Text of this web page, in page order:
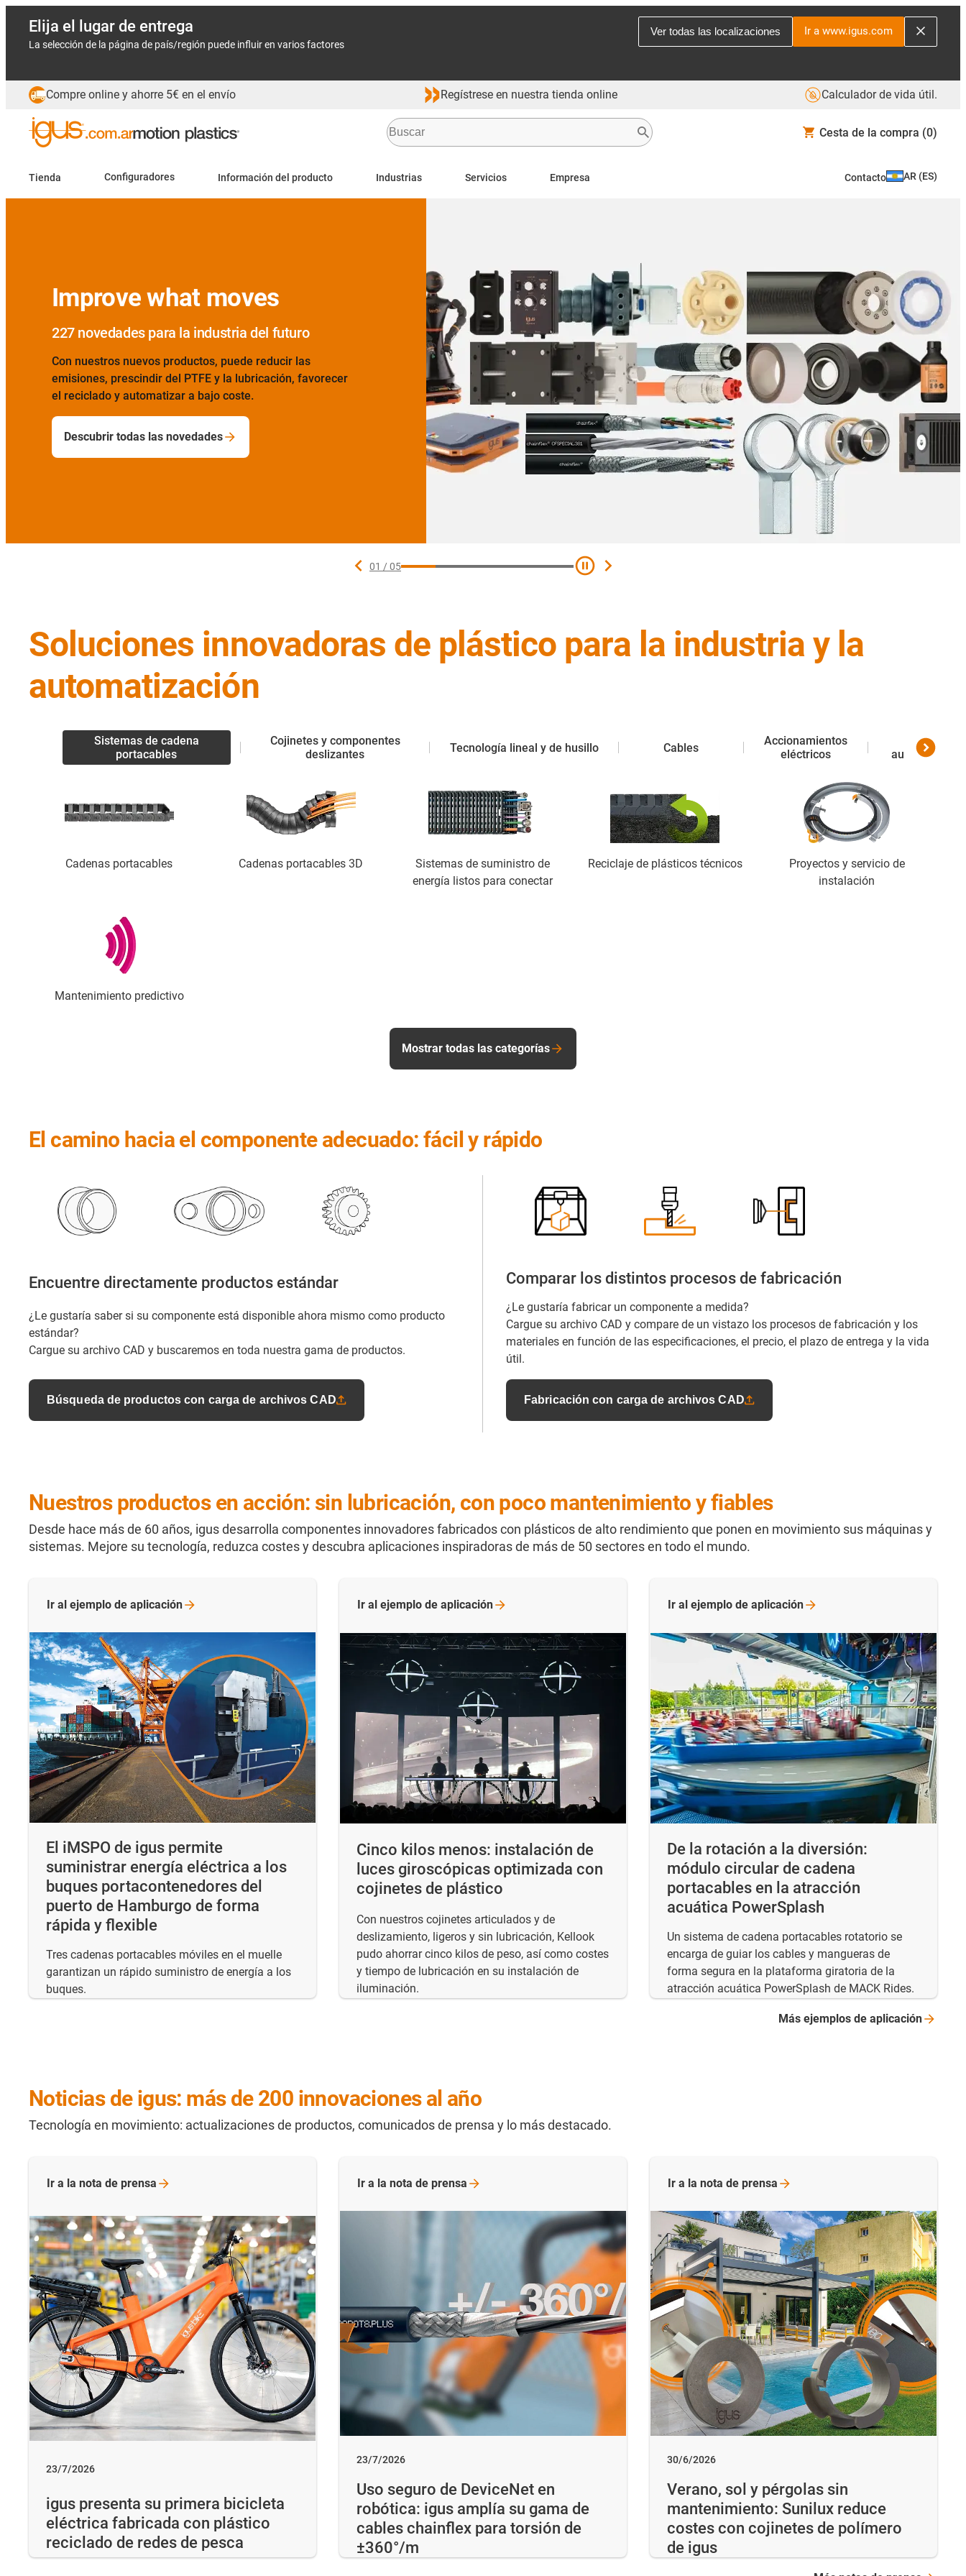
Elija el lugar de entrega
La selección de la página de país/región puede influir en varios factores
Ver todas las localizaciones Ir a www.igus.com
Compre online y ahorre 5€ en el envío Regístrese en nuestra tienda online Calculador de vida útil.
Cesta de la compra (0)
Tienda Configuradores Información del producto Industrias Servicios Empresa Contacto AR (ES)
Lubricación GO ZERO
Ahorre costes y tiempo en lubricación
innecesaria
Los motion plastics son más ligeros que el metal,
autolubricantes y no requieren mantenimiento. De aquí al
2034, se pueden ahorrar cerca de 30 millones de euros
sólo en el sector agrícola
02 /05
Soluciones innovadoras de plástico para la industria y la
automatización
Sistemas de cadena
portacables
Cojinetes y componentes
deslizantes
Tecnología lineal y de husillo Cables
Accionamientos
eléctricos
Robótica y
Cadenas portacables Cadenas portacables 3D
Sistemas de suministro de
energía listos para conectar
Reciclaje de plásticos técnicos
Proyectos y servicio de
instalación
Mantenimiento predictivo
Mostrar todas las categorías
El camino hacia el componente adecuado: fácil y rápido
Encuentre directamente productos estándar
¿Le gustaría saber si su componente está disponible ahora mismo como producto
estándar?
Cargue su archivo CAD y buscaremos en toda nuestra gama de productos.
Búsqueda de productos con carga de archivos CAD
Comparar los distintos procesos de fabricación
¿Le gustaría fabricar un componente a medida?
Cargue su archivo CAD y compare de un vistazo los procesos de fabricación y los
materiales en función de las especificaciones, el precio, el plazo de entrega y la vida
útil.
Fabricación con carga de archivos CAD
Nuestros productos en acción: sin lubricación, con poco mantenimiento y fiables
Desde hace más de 60 años, igus desarrolla componentes innovadores fabricados con plásticos de alto rendimiento que ponen en movimiento sus máquinas y
sistemas. Mejore su tecnología, reduzca costes y descubra aplicaciones inspiradoras de más de 50 sectores en todo el mundo.
El iMSPO de igus permite
suministrar energía eléctrica a los
buques portacontenedores del
puerto de Hamburgo de forma
rápida y flexible
Tres cadenas portacables móviles en el muelle
garantizan un rápido suministro de energía a los
buques.
Ir al ejemplo de aplicación
Cinco kilos menos: instalación de
luces giroscópicas optimizada con
cojinetes de plástico
Con nuestros cojinetes articulados y de
deslizamiento, ligeros y sin lubricación, Kellook
pudo ahorrar cinco kilos de peso, así como costes
y tiempo de lubricación en su instalación de
iluminación.
Ir al ejemplo de aplicación
De la rotación a la diversión:
módulo circular de cadena
portacables en la atracción
acuática PowerSplash
Un sistema de cadena portacables rotatorio se
encarga de guiar los cables y mangueras de
forma segura en la plataforma giratoria de la
atracción acuática PowerSplash de MACK Rides.
Ir al ejemplo de aplicación
Más ejemplos de aplicación
Noticias de igus: más de 200 innovaciones al año
Tecnología en movimiento: actualizaciones de productos, comunicados de prensa y lo más destacado.
23/7/2026
igus presenta su primera bicicleta
eléctrica fabricada con plástico
reciclado de redes de pesca
Ir a la nota de prensa
23/7/2026
Uso seguro de DeviceNet en
robótica: igus amplía su gama de
cables chainflex para torsión de
±360°/m
Ir a la nota de prensa
30/6/2026
Verano, sol y pérgolas sin
mantenimiento: Sunilux reduce
costes con cojinetes de polímero
de igus
Ir a la nota de prensa